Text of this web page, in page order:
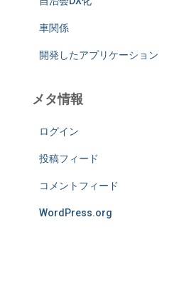
車関係
開発したアプリケーション
メタ情報
ログイン
投稿フィード
コメントフィード
WordPress.org